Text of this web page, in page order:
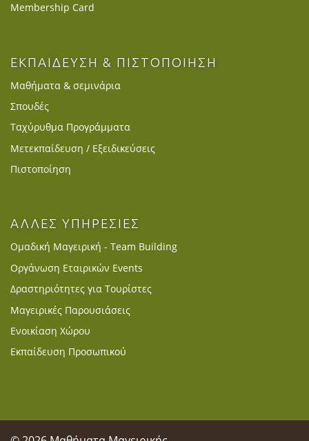
Membership Card
ΕΚΠΑΙΔΕΥΣΗ & ΠΙΣΤΟΠΟΙΗΣΗ
Μαθήματα & σεμινάρια
Σπουδές
Ταχύρυθμα Προγράμματα
Μετεκπαίδευση / Εξειδικεύσεις
Πιστοποίηση
ΑΛΛΕΣ ΥΠΗΡΕΣΙΕΣ
Ομαδική Μαγειρική - Team Building
Οργάνωση Εταιρικών Events
Δραστηριότητες για Τουρίστες
Μαγειρικές Παρουσιάσεις
Ενοικίαση Χώρου
Εκπαίδευση Προσωπικού